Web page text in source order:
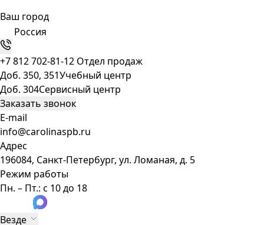
Ваш город
Россия
+7 812 702-81-12 Отдел продаж
Доб. 350, 351Учебный центр
Доб. 304Сервисный центр
Заказать звонок
E-mail
info@carolinaspb.ru
Адрес
196084, Санкт-Петербург, ул. Ломаная, д. 5
Режим работы
Пн. – Пт.: с 10 до 18
Везде